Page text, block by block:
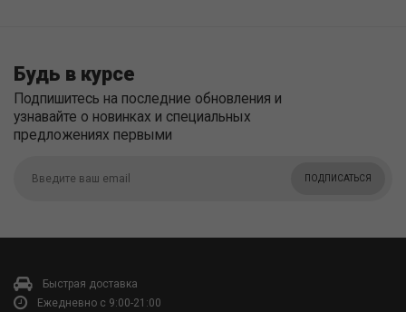
Будь в курсе
Подпишитесь на последние обновления и
узнавайте о новинках и специальных
предложениях первыми
ПОДПИСАТЬСЯ
Быстрая доставка
Ежедневно с 9:00-21:00